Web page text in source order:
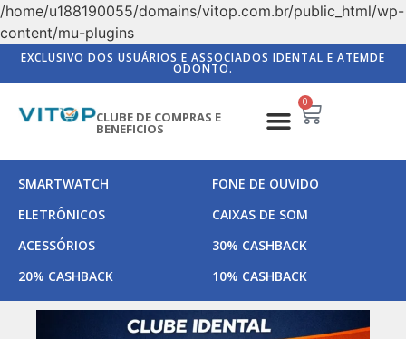
/home/u188190055/domains/vitop.com.br/public_html/wp-
content/mu-plugins
EXCLUSIVO DOS USUÁRIOS E ASSOCIADOS IDENTAL E ATEMDE
ODONTO.
CLUBE DE COMPRAS E
BENEFICIOS
0
SMARTWATCH
FONE DE OUVIDO
ELETRÔNICOS
CAIXAS DE SOM
ACESSÓRIOS
30% CASHBACK
20% CASHBACK
10% CASHBACK